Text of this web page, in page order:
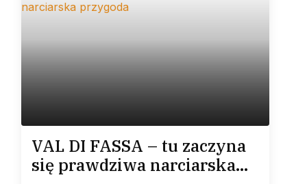
VAL DI FASSA – tu zaczyna
się prawdziwa narciarska